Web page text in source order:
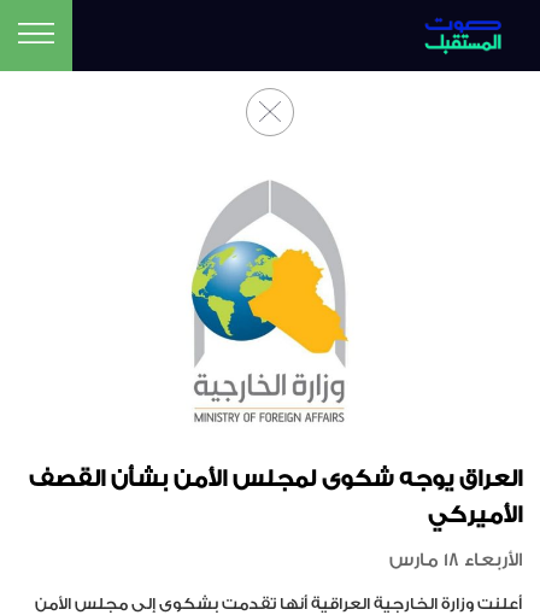
العراق يوجه شكوى لمجلس الأمن بشأن القصف
الأميركي
الأربعاء 18 مارس
أعلنت وزارة الخارجية العراقية أنها تقدمت بشكوى إلى مجلس الأمن